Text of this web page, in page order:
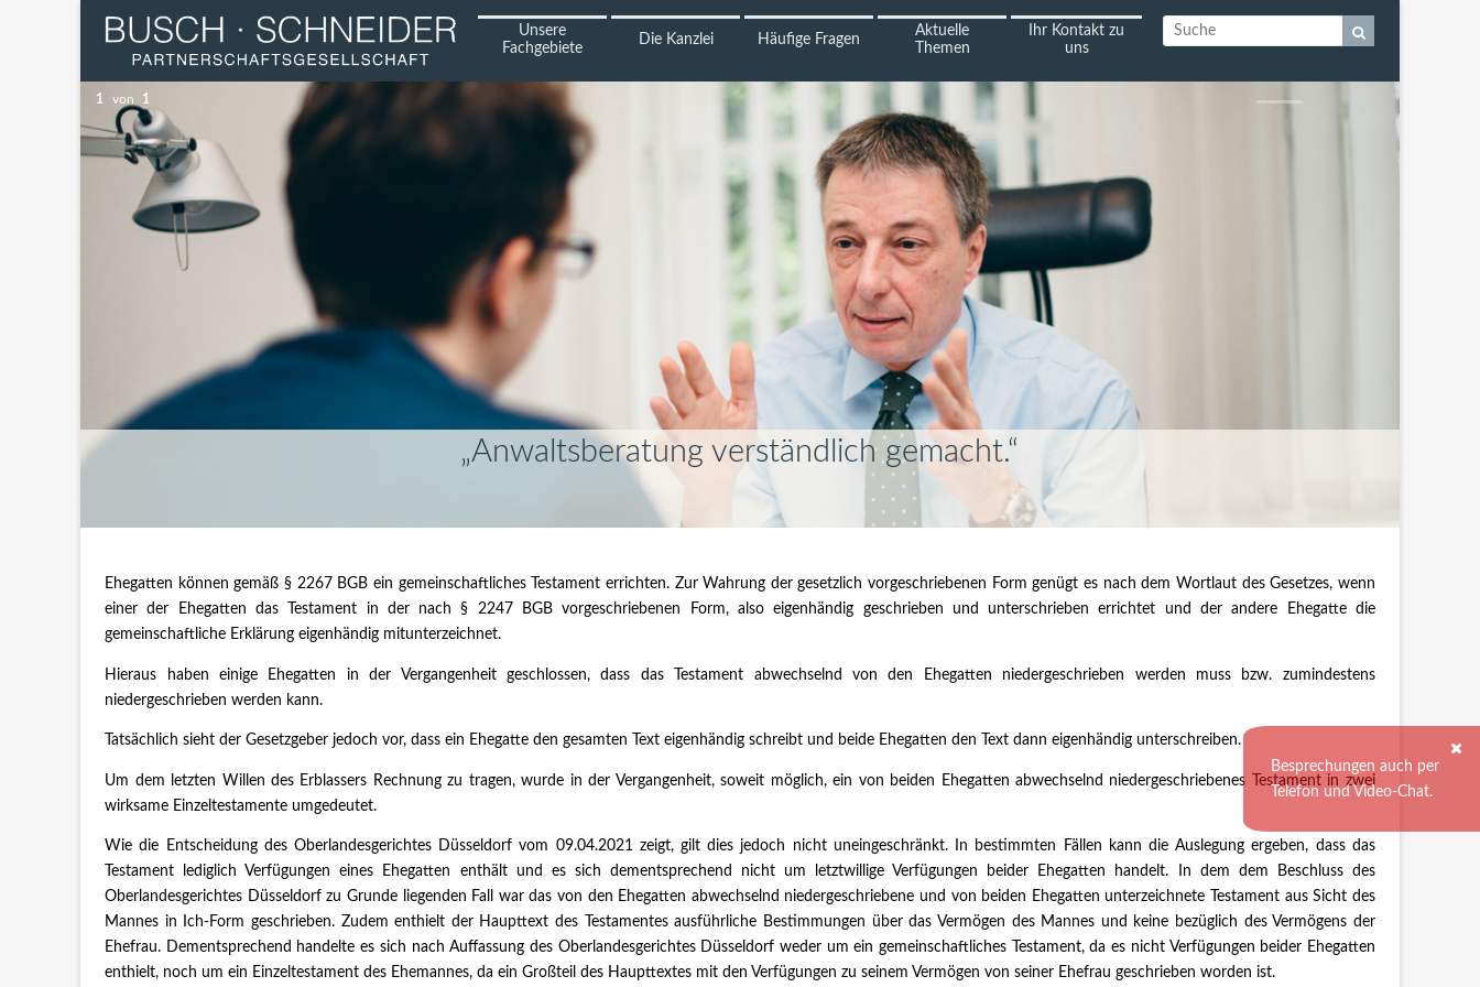
Unsere
Fachgebiete
Die Kanzlei Häufige Fragen
Aktuelle
Themen
Ihr Kontakt zu
uns
Anwaltsberatung verständlich gemacht.
1 von 1
Ehegatten können gemäß § 2267 BGB ein gemeinschaftliches Testament errichten. Zur Wahrung der gesetzlich vorgeschriebenen Form genügt es nach dem Wortlaut des Gesetzes, wenn
einer der Ehegatten das Testament in der nach § 2247 BGB vorgeschriebenen Form, also eigenhändig geschrieben und unterschrieben errichtet und der andere Ehegatte die
gemeinschaftliche Erklärung eigenhändig mitunterzeichnet.
Hieraus haben einige Ehegatten in der Vergangenheit geschlossen, dass das Testament abwechselnd von den Ehegatten niedergeschrieben werden muss bzw. zumindestens
niedergeschrieben werden kann.
Tatsächlich sieht der Gesetzgeber jedoch vor, dass ein Ehegatte den gesamten Text eigenhändig schreibt und beide Ehegatten den Text dann eigenhändig unterschreiben.
Um dem letzten Willen des Erblassers Rechnung zu tragen, wurde in der Vergangenheit, soweit möglich, ein von beiden Ehegatten abwechselnd niedergeschriebenes Testament in zwei
wirksame Einzeltestamente umgedeutet.
Wie die Entscheidung des Oberlandesgerichtes Düsseldorf vom 09.04.2021 zeigt, gilt dies jedoch nicht uneingeschränkt. In bestimmten Fällen kann die Auslegung ergeben, dass das
Testament lediglich Verfügungen eines Ehegatten enthält und es sich dementsprechend nicht um letztwillige Verfügungen beider Ehegatten handelt. In dem dem Beschluss des
Oberlandesgerichtes Düsseldorf zu Grunde liegenden Fall war das von den Ehegatten abwechselnd niedergeschriebene und von beiden Ehegatten unterzeichnete Testament aus Sicht des
Mannes in Ich-Form geschrieben. Zudem enthielt der Haupttext des Testamentes ausführliche Bestimmungen über das Vermögen des Mannes und keine bezüglich des Vermögens der
Ehefrau. Dementsprechend handelte es sich nach Auffassung des Oberlandesgerichtes Düsseldorf weder um ein gemeinschaftliches Testament, da es nicht Verfügungen beider Ehegatten
enthielt, noch um ein Einzeltestament des Ehemannes, da ein Großteil des Haupttextes mit den Verfügungen zu seinem Vermögen von seiner Ehefrau geschrieben worden ist.
Besprechungen auch per
Telefon und Video-Chat.